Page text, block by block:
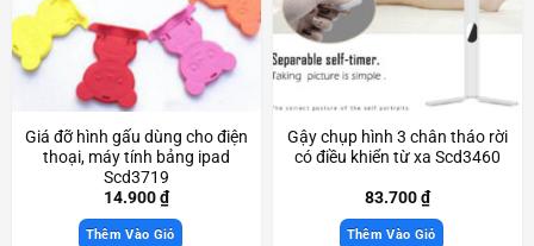
Giá đỡ hình gấu dùng cho điện
thoại, máy tính bảng ipad
Scd3719
14.900₫
Thêm Vào Giỏ
Gậy chụp hình 3 chân tháo rời
có điều khiển từ xa Scd3460
83.700₫
Thêm Vào Giỏ